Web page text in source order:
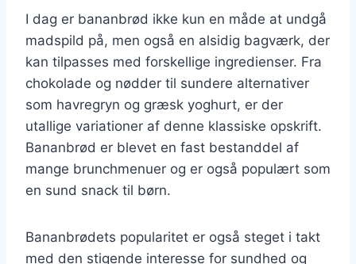
I dag er bananbrød ikke kun en måde at undgå
madspild på, men også en alsidig bagværk, der
kan tilpasses med forskellige ingredienser. Fra
chokolade og nødder til sundere alternativer
som havregryn og græsk yoghurt, er der
utallige variationer af denne klassiske opskrift.
Bananbrød er blevet en fast bestanddel af
mange brunchmenuer og er også populært som
en sund snack til børn.
Bananbrødets popularitet er også steget i takt
med den stigende interesse for sundhed og